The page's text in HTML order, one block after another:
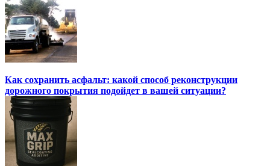
Как сохранить асфальт: какой способ реконструкции
дорожного покрытия подойдет в вашей ситуации?